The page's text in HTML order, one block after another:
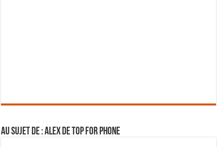
Au sujet de : Alex de Top For Phone